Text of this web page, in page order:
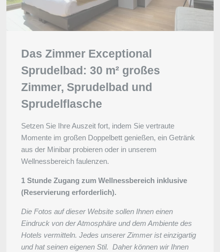
Das Zimmer Exceptional
Sprudelbad: 30 m² großes
Zimmer, Sprudelbad und
Sprudelflasche
Setzen Sie Ihre Auszeit fort, indem Sie vertraute
Momente im großen Doppelbett genießen, ein Getränk
aus der Minibar probieren oder in unserem
Wellnessbereich faulenzen.
1 Stunde Zugang zum Wellnessbereich inklusive
(Reservierung erforderlich).
Die Fotos auf dieser Website sollen Ihnen einen
Eindruck von der Atmosphäre und dem Ambiente des
Hotels vermitteln. Jedes unserer Zimmer ist einzigartig
und hat seinen eigenen Stil. Daher können wir Ihnen